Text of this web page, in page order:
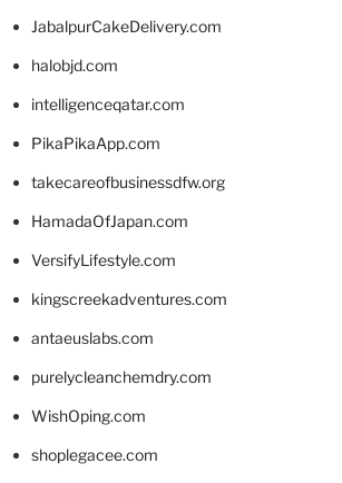
JabalpurCakeDelivery.com
halobjd.com
intelligenceqatar.com
PikaPikaApp.com
takecareofbusinessdfw.org
HamadaOfJapan.com
VersifyLifestyle.com
kingscreekadventures.com
antaeuslabs.com
purelycleanchemdry.com
WishOping.com
shoplegacee.com